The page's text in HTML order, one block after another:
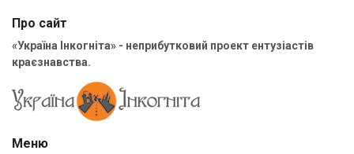
Про сайт
«Україна Інкогніта» - неприбутковий проект ентузіастів
краєзнавства.
Меню